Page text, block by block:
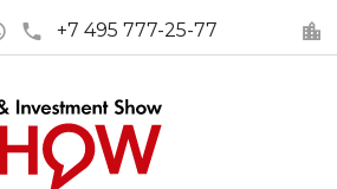
+7 495 777-25-77